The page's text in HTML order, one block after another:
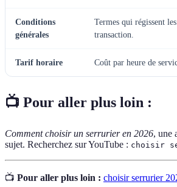
Conditions
générales
Termes qui régissent
transaction.
Tarif horaire Coût par heure de
📺 Pour aller plus loin :
Comment choisir un serrurier en 2026, une
sujet. Recherchez sur YouTube : choisir
📺 Pour aller plus loin : choisir serrurier